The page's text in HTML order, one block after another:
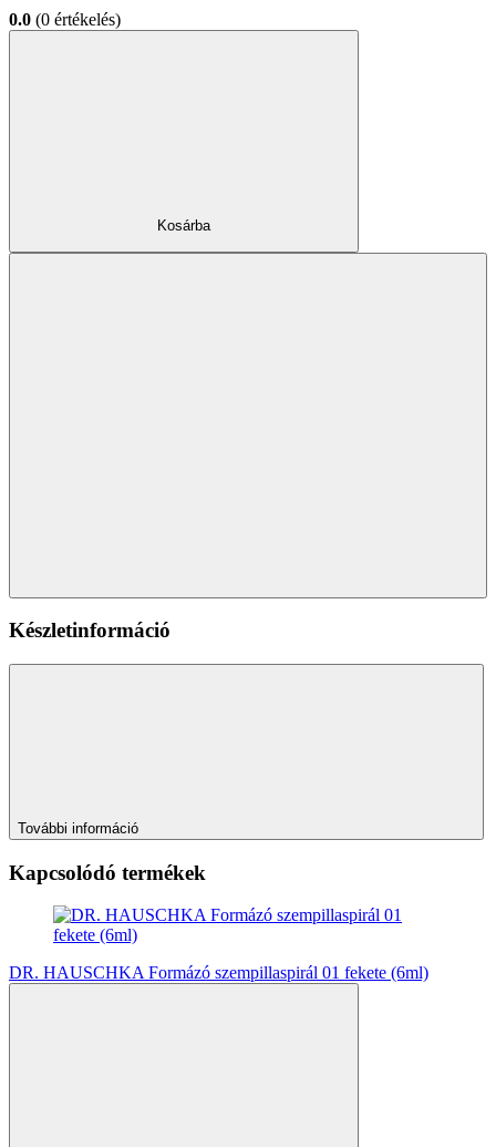
0.0 (0 értékelés)
Kosárba
Készletinformáció
További információ
Kapcsolódó termékek
DR. HAUSCHKA Formázó szempillaspirál 01 fekete (6ml)